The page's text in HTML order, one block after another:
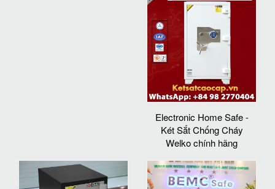
Electronic Home Safe -
Két Sắt Chống Cháy
Welko chính hãng